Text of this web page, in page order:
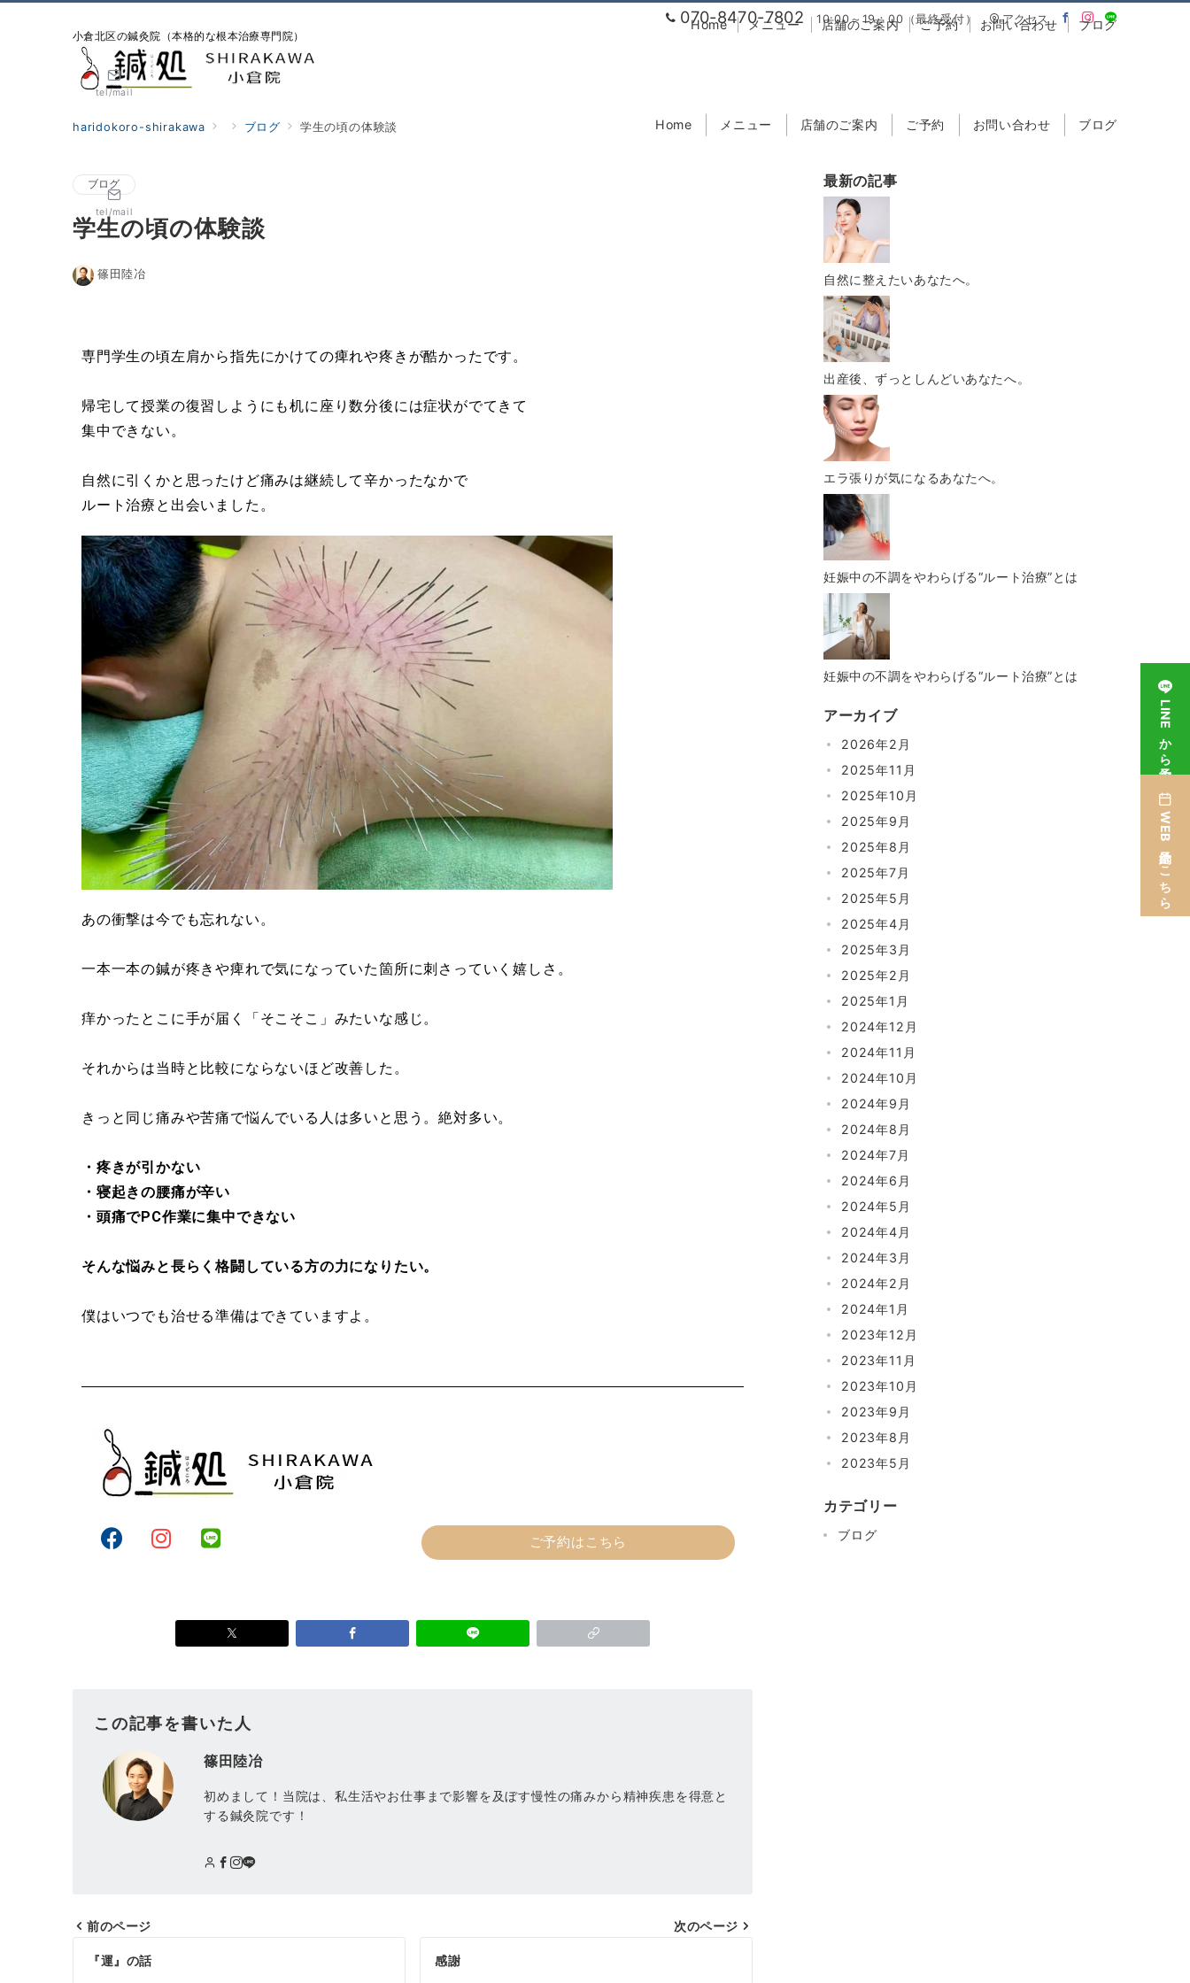
070-8470-7802 10:00～19：00（最終受付） アクセス
小倉北区の鍼灸院（本格的な根本治療専門院）
Home メニュー 店舗のご案内 ご予約 お問い合わせ ブログ
tel/mail
Home メニュー 店舗のご案内 ご予約 お問い合わせ ブログ
tel/mail
haridokoro-shirakawa ブログ 学生の頃の体験談
ブログ
学生の頃の体験談
篠田陸冶
専門学生の頃左肩から指先にかけての痺れや疼きが酷かったです。
帰宅して授業の復習しようにも机に座り数分後には症状がでてきて
集中できない。
自然に引くかと思ったけど痛みは継続して辛かったなかで
ルート治療と出会いました。
あの衝撃は今でも忘れない。
一本一本の鍼が疼きや痺れで気になっていた箇所に刺さっていく嬉しさ。
痒かったとこに手が届く「そこそこ」みたいな感じ。
それからは当時と比較にならないほど改善した。
きっと同じ痛みや苦痛で悩んでいる人は多いと思う。絶対多い。
・疼きが引かない
・寝起きの腰痛が辛い
・頭痛でPC作業に集中できない
そんな悩みと長らく格闘している方の力になりたい。
僕はいつでも治せる準備はできていますよ。
ご予約はこちら
この記事を書いた人
篠田陸冶
初めまして！当院は、私生活やお仕事まで影響を及ぼす慢性の痛みから精神疾患を得意と
する鍼灸院です！
前のページ
『運』の話
次のページ
感謝
最新の記事
自然に整えたいあなたへ。
出産後、ずっとしんどいあなたへ。
エラ張りが気になるあなたへ。
妊娠中の不調をやわらげる“ルート治療”とは
妊娠中の不調をやわらげる“ルート治療”とは
アーカイブ
2026年2月
2025年11月
2025年10月
2025年9月
2025年8月
2025年7月
2025年5月
2025年4月
2025年3月
2025年2月
2025年1月
2024年12月
2024年11月
2024年10月
2024年9月
2024年8月
2024年7月
2024年6月
2024年5月
2024年4月
2024年3月
2024年2月
2024年1月
2023年12月
2023年11月
2023年10月
2023年9月
2023年8月
2023年5月
カテゴリー
ブログ
LINEから予約
WEB予約はこちら